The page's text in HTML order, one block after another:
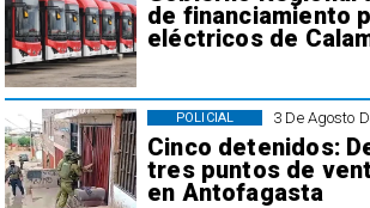
de financiamiento
eléctricos de
3 De Agosto
Cinco detenidos:
tres puntos de
en Antofagasta
POLICIAL